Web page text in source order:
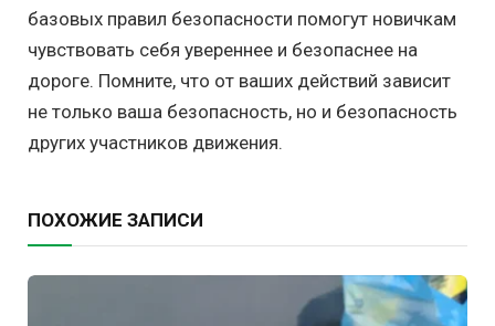
базовых правил безопасности помогут новичкам
чувствовать себя увереннее и безопаснее на
дороге. Помните, что от ваших действий зависит
не только ваша безопасность, но и безопасность
других участников движения.
ПОХОЖИЕ ЗАПИСИ